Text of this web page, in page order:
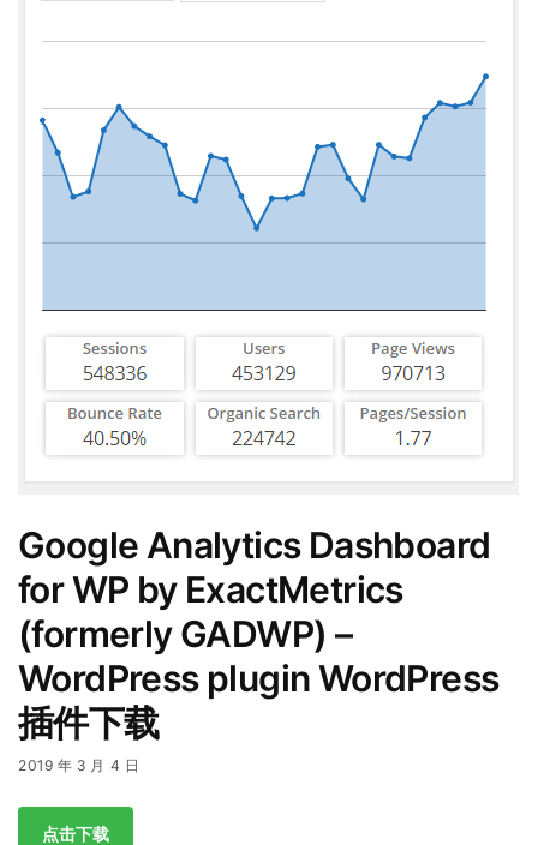
Google Analytics Dashboard
for WP by ExactMetrics
(formerly GADWP) –
WordPress plugin WordPress
插件下载
2019 年 3 月 4 日
点击下载